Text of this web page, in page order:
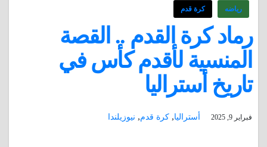
رياضه كرة قدم
رماد كرة القدم .. القصة
المنسية لأقدم كأس في
تاريخ أستراليا
فبراير 9, 2025 أستراليا, كرة قدم, نيوزيلندا